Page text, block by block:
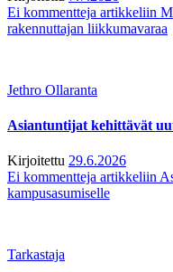
Ei kommentteja artikkeliin
rakennuttajan liikkumavaraa
Jethro Ollaranta
Asiantuntijat kehittävät
Kirjoitettu 29.6.2026
Ei kommentteja artikkeliin
kampusasumiselle
Tarkastaja